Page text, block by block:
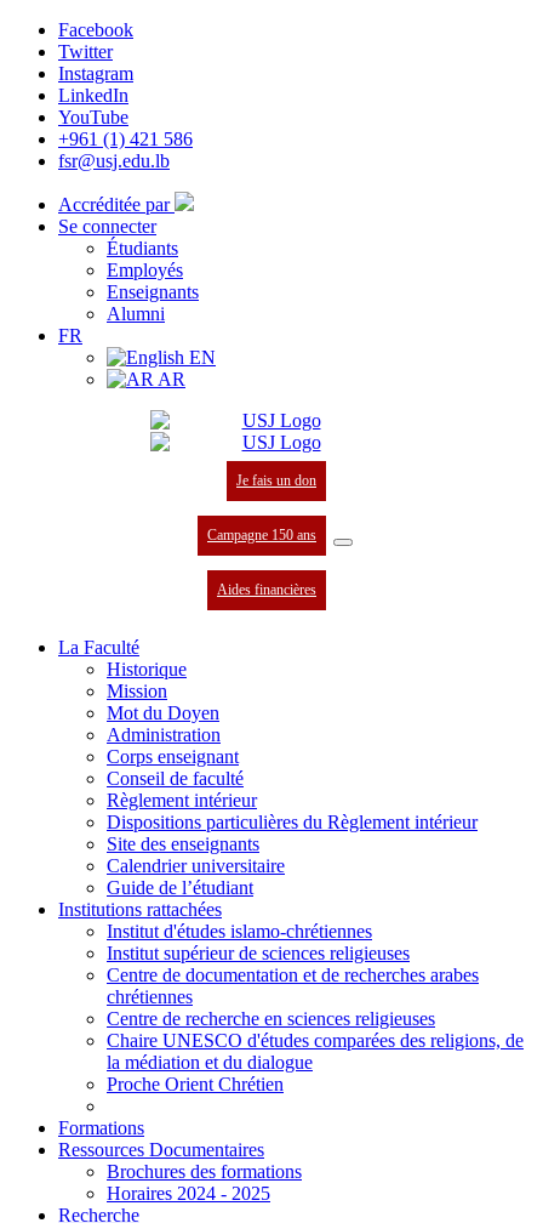
Facebook
Twitter
Instagram
LinkedIn
YouTube
+961 (1) 421 586
fsr@usj.edu.lb
Accréditée par
Se connecter
Étudiants
Employés
Enseignants
Alumni
FR
EN
AR
Je fais un don
Campagne 150 ans
Aides financières
La Faculté
Historique
Mission
Mot du Doyen
Administration
Corps enseignant
Conseil de faculté
Règlement intérieur
Dispositions particulières du Règlement intérieur
Site des enseignants
Calendrier universitaire
Guide de l’étudiant
Institutions rattachées
Institut d'études islamo-chrétiennes
Institut supérieur de sciences religieuses
Centre de documentation et de recherches arabes
chrétiennes
Centre de recherche en sciences religieuses
Chaire UNESCO d'études comparées des religions, de
la médiation et du dialogue
Proche Orient Chrétien
Formations
Ressources Documentaires
Brochures des formations
Horaires 2024 - 2025
Recherche